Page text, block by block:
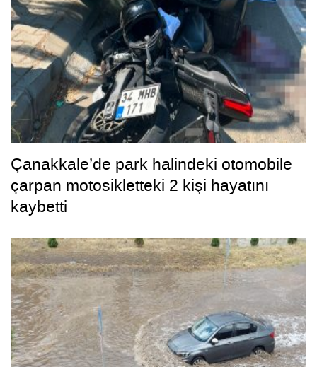
Çanakkale’de park halindeki otomobile
çarpan motosikletteki 2 kişi hayatını
kaybetti